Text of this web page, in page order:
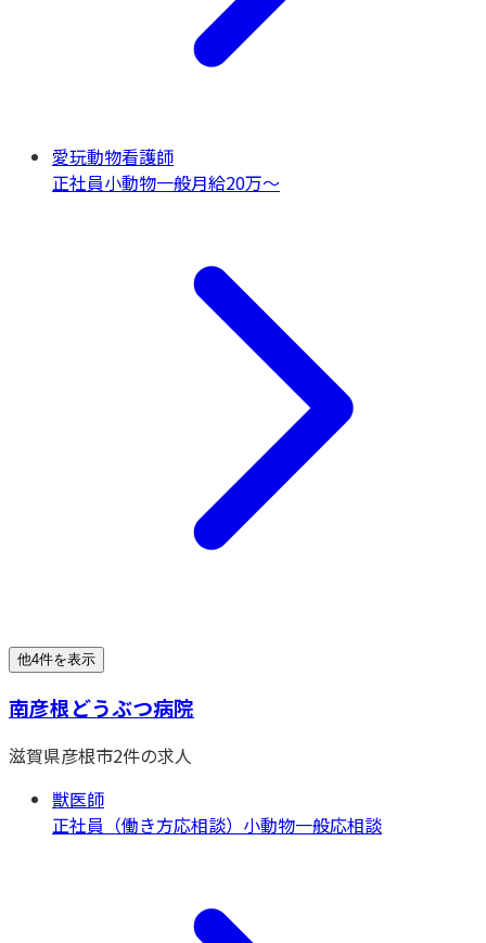
愛玩動物看護師
正社員小動物一般月給20万〜
他4件を表示
南彦根どうぶつ病院
滋賀県彦根市2件の求人
獣医師
正社員（働き方応相談） 小動物一般応相談